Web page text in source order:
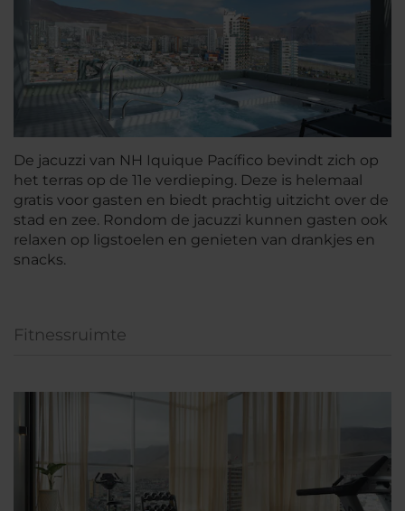
De jacuzzi van NH Iquique Pacífico bevindt zich op
het terras op de 11e verdieping. Deze is helemaal
gratis voor gasten en biedt prachtig uitzicht over de
stad en zee. Rondom de jacuzzi kunnen gasten ook
relaxen op ligstoelen en genieten van drankjes en
snacks.
Fitnessruimte